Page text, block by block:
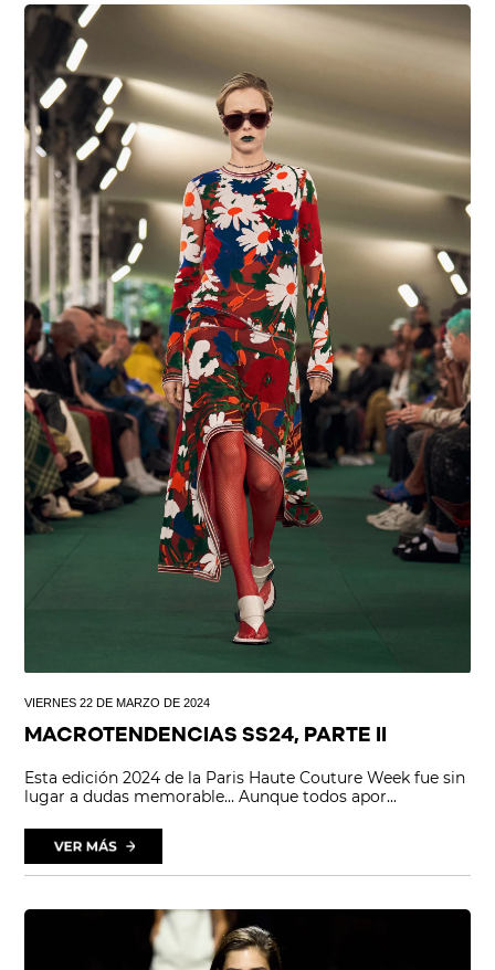
VIERNES 22 DE MARZO DE 2024
MACROTENDENCIAS SS24, PARTE II
Esta edición 2024 de la Paris Haute Couture Week fue sin
lugar a dudas memorable… Aunque todos apor...